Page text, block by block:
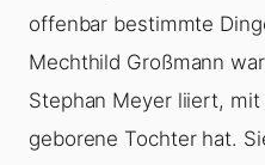
offenbar bestimmte
Mechthild Großmann
Stephan Meyer liiert, mit
geborene Tochter hat.